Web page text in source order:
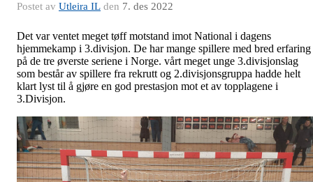
Postet av Utleira IL den 7. des 2022
Det var ventet meget tøff motstand imot National i dagens
hjemmekamp i 3.divisjon. De har mange spillere med bred erfaring
på de tre øverste seriene i Norge. vårt meget unge 3.divisjonslag
som består av spillere fra rekrutt og 2.divisjonsgruppa hadde helt
klart lyst til å gjøre en god prestasjon mot et av topplagene i
3.Divisjon.